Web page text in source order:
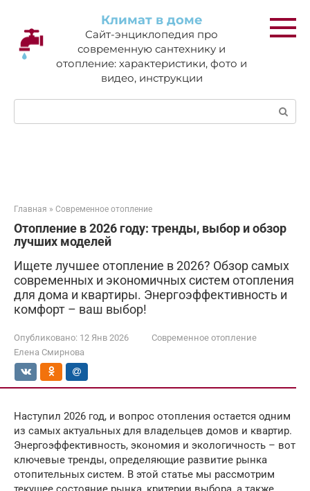
контенту
Климат в доме
Сайт-энциклопедия про
современную сантехнику и
отопление: характеристики, фото и
видео, инструкции
Поиск:
Главная » Современное отопление
Отопление в 2026 году: тренды, выбор и обзор
лучших моделей
Ищете лучшее отопление в 2026? Обзор самых
современных и экономичных систем отопления
для дома и квартиры. Энергоэффективность и
комфорт – ваш выбор!
Опубликовано: 12 Янв 2026
Современное отопление
Елена Смирнова
Наступил 2026 год, и вопрос отопления остается одним
из самых актуальных для владельцев домов и квартир.
Энергоэффективность, экономия и экологичность – вот
ключевые тренды, определяющие развитие рынка
отопительных систем. В этой статье мы рассмотрим